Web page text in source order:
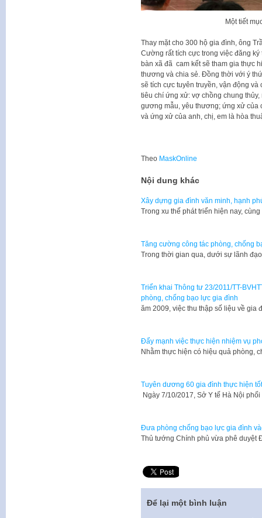
Một tiết
Thay mặt cho 300 hộ gia đình, ông
Cường rất tích cực trong việc đăng
bàn xã đã cam kết sẽ tham gia thực
thương và chia sẻ. Đồng thời với ý
sẽ tích cực tuyên truyền, vận động
tiêu chí ứng xử: vợ chồng chung
gương mẫu, yêu thương; ứng xử của
và ứng xử của anh, chị, em là hòa
Theo MaskOnline
Nội dung khác
Xây dựng gia đình văn minh, hạnh
Trong xu thế phát triển hiện nay,
Tăng cường công tác phòng, chống
​Trong thời gian qua, dưới sự lãnh
Triển khai Thông tư 23/2011/TT-
phòng, chống bạo lực gia đình
​ăm 2009, việc thu thập số liệu về
Đẩy mạnh việc thực hiện nhiệm vụ
​Nhằm thực hiện có hiệu quả phòng,
Tuyên dương 60 gia đình thực hiện
Ngày 7/10/2017, Sở Y tế Hà Nội
Đưa phòng chống bạo lực gia đình
​Thủ tướng Chính phủ vừa phê
Để lại một bình luận